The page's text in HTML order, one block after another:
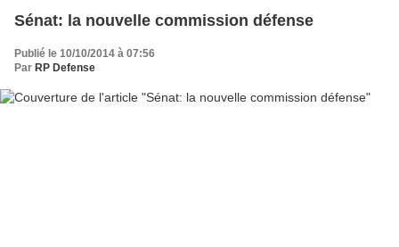
Sénat: la nouvelle commission défense
Publié le 10/10/2014 à 07:56
Par RP Defense